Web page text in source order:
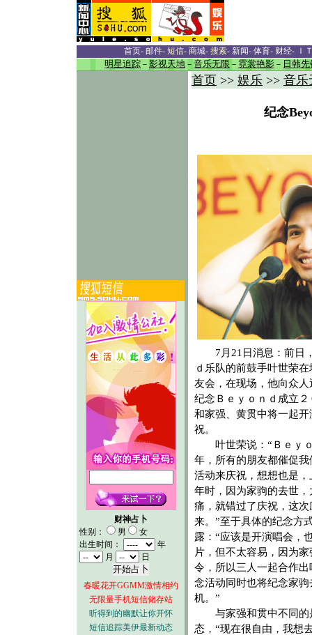
首页- 邮件- 短信- 商城- 搜索- 新闻- 体育- 财经- Ｉ
明星追踪 － 影视天地 － 音乐无限 － 霓裳艳影 － 日韩先
财神占卜
性别：
男
女
出生时间：
年
月
日
春暖花开GGMM激情相约
无限量手机短信储存站
听得到的幽默让你开怀
短信追踪美伊最新动态
首页 >> 娱乐 >> 音乐
纪念
7月21日消息：前日
ｄ乐队的前鼓手叶世荣
友会，在现场，他向众
纪念Ｂｅｙｏｎｄ成立
和家强、黄贯中将一起开
祝。
叶世荣说：“Ｂｅｙ
年，所有的朋友都催促
活动来庆祝，想想也是
年时，因为家驹的去世
痛，就错过了庆祝，这次
来。”至于具体的纪念方
露：“应该是开演唱会，
片，但不太容易，因为
令，所以三人一起合作
念活动同时也将纪念家
机。”
与家强和贯中不同的
态，“现在很自由，我想